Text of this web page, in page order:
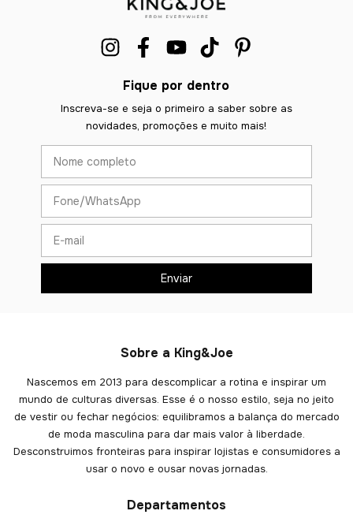
Fique por dentro
Inscreva-se e seja o primeiro a saber sobre as
novidades, promoções e muito mais!
Sobre a King&Joe
Nascemos em 2013 para descomplicar a rotina e inspirar um
mundo de culturas diversas. Esse é o nosso estilo, seja no jeito
de vestir ou fechar negócios: equilibramos a balança do mercado
de moda masculina para dar mais valor à liberdade.
Desconstruimos fronteiras para inspirar lojistas e consumidores a
usar o novo e ousar novas jornadas.
Departamentos